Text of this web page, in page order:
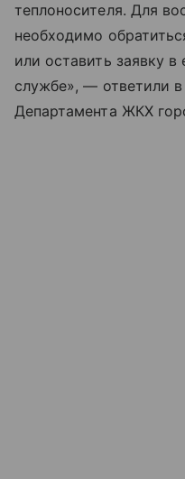
теплоносителя. Для
необходимо
или оставить заявку
службе», — ответили
Департамента ЖКХ